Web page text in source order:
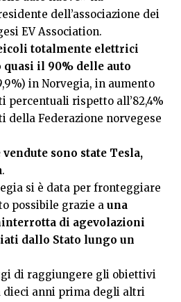
dell’associazione dei
EV Association.
totalmente elettrici
il 90% delle auto
in Norvegia, in aumento
percentuali rispetto all’82,4%
della Federazione norvegese
sono state Tesla,
.
si è data per fronteggiare
possibile grazie a una
di agevolazioni
dallo Stato lungo un
di raggiungere gli obiettivi
anni prima degli altri